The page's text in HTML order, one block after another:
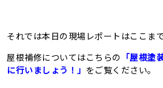
それでは本日の現場レポートはここまで
屋根補修についてはこちらの 「屋根塗
に行いましょう！」 をご覧ください。